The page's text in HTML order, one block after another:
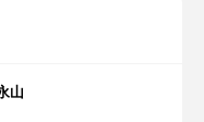
山